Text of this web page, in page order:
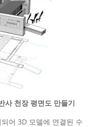
사 천장 평면도 만들기
어 3D 모델에 연결된 수